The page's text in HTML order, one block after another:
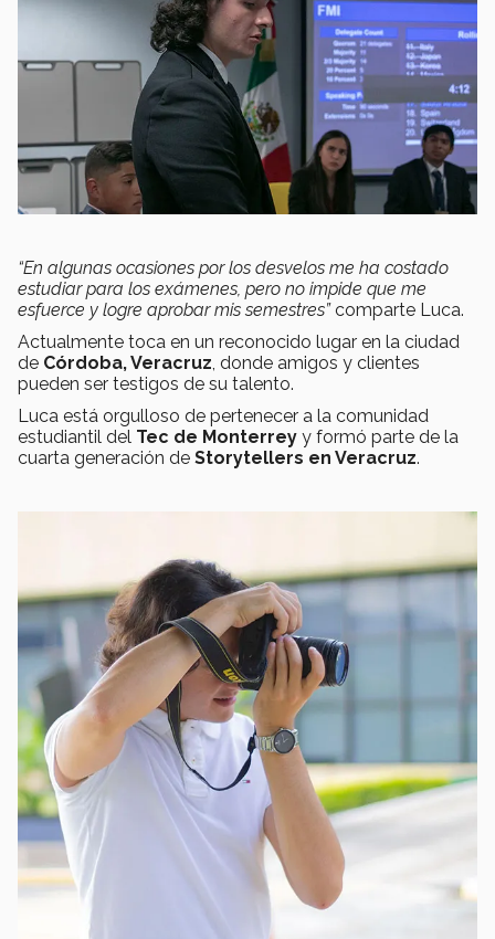
“En algunas ocasiones por los desvelos me ha costado
estudiar para los exámenes, pero no impide que me
esfuerce y logre aprobar mis semestres”comparte Luca.
Actualmente toca en un reconocido lugar en la ciudad
de Córdoba, Veracruz, donde amigos y clientes
pueden ser testigos de su talento.
Luca está orgulloso de pertenecer a la comunidad
estudiantil del Tec de Monterrey y formó parte de la
cuarta generación de Storytellers en Veracruz.